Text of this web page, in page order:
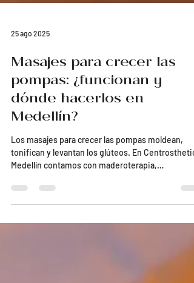
25 ago 2025
Masajes para crecer las
pompas: ¿funcionan y
dónde hacerlos en
Medellín?
Los masajes para crecer las pompas moldean,
tonifican y levantan los glúteos. En Centrosthetic